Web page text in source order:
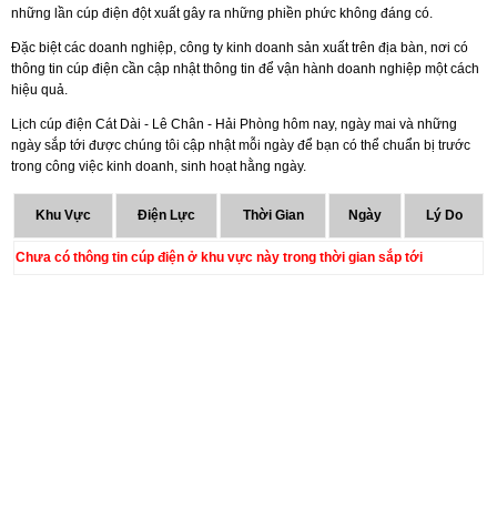
những lần cúp điện đột xuất gây ra những phiền phức không đáng có.
Đặc biệt các doanh nghiệp, công ty kinh doanh sản xuất trên địa bàn, nơi có
thông tin cúp điện cần cập nhật thông tin để vận hành doanh nghiệp một cách
hiệu quả.
Lịch cúp điện Cát Dài - Lê Chân - Hải Phòng hôm nay, ngày mai và những
ngày sắp tới được chúng tôi cập nhật mỗi ngày để bạn có thể chuẩn bị trước
trong công việc kinh doanh, sinh hoạt hằng ngày.
Khu Vực Điện Lực Thời Gian Ngày Lý Do
Chưa có thông tin cúp điện ở khu vực này trong thời gian sắp tới